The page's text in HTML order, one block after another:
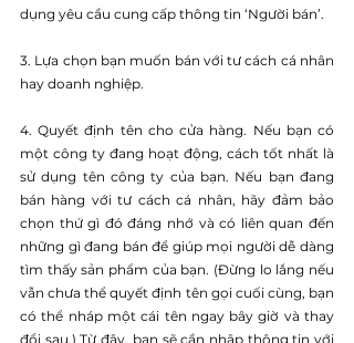
dụng yêu cầu cung cấp thông tin ‘Người bán’.
3. Lựa chọn bạn muốn bán với tư cách cá nhân
hay doanh nghiệp.
4. Quyết định tên cho cửa hàng. Nếu bạn có
một công ty đang hoạt động, cách tốt nhất là
sử dụng tên công ty của bạn. Nếu bạn đang
bán hàng với tư cách cá nhân, hãy đảm bảo
chọn thứ gì đó đáng nhớ và có liên quan đến
những gì đang bán để giúp mọi người dễ dàng
tìm thấy sản phẩm của bạn. (Đừng lo lắng nếu
vẫn chưa thể quyết định tên gọi cuối cùng, bạn
có thể nháp một cái tên ngay bây giờ và thay
đổi sau.) Từ đây, bạn sẽ cần nhập thông tin với